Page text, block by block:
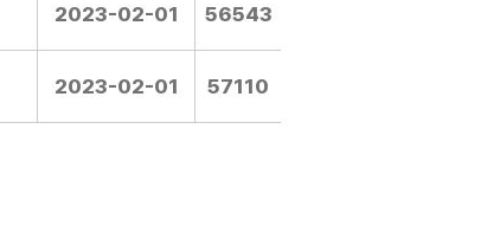
2023-02-01 56543
2023-02-01 57110